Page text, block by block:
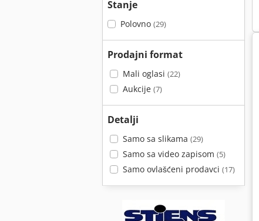
Stanje
Polovno (29)
Prodajni format
Mali oglasi (22)
Aukcije (7)
Detalji
Samo sa slikama (29)
Samo sa video zapisom (5)
Samo ovlašćeni prodavci (17)
Površina